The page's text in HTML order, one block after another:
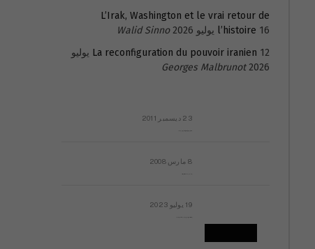
L’Irak, Washington et le vrai retour de
l’histoire 16 يوليو 2026
Walid Sinno
La reconfiguration du pouvoir iranien 12 يوليو
2026
Georges Malbrunot
23 ديسمبر 2011
8 مارس 2008
19 يوليو 2023